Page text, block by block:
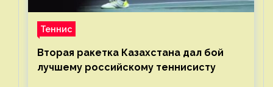
Теннис
Вторая ракетка Казахстана дал бой
лучшему российскому теннисисту